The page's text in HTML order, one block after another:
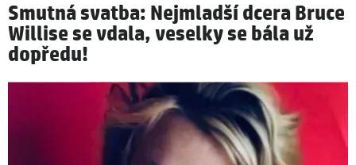
Smutná svatba: Nejmladší dcera Bruce
Willise se vdala, veselky se bála už
dopředu!